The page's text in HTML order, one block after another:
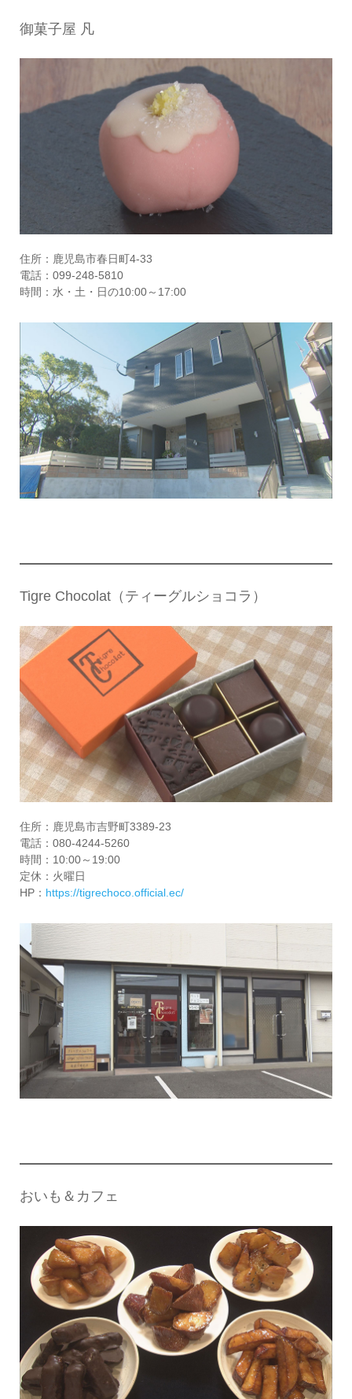
御菓子屋 凡
住所：鹿児島市春日町4-33
電話：099-248-5810
時間：水・土・日の10:00～17:00
Tigre Chocolat（ティーグルショコラ）
住所：鹿児島市吉野町3389-23
電話：080-4244-5260
時間：10:00～19:00
定休：火曜日
HP： https://tigrechoco.official.ec/
おいも＆カフェ